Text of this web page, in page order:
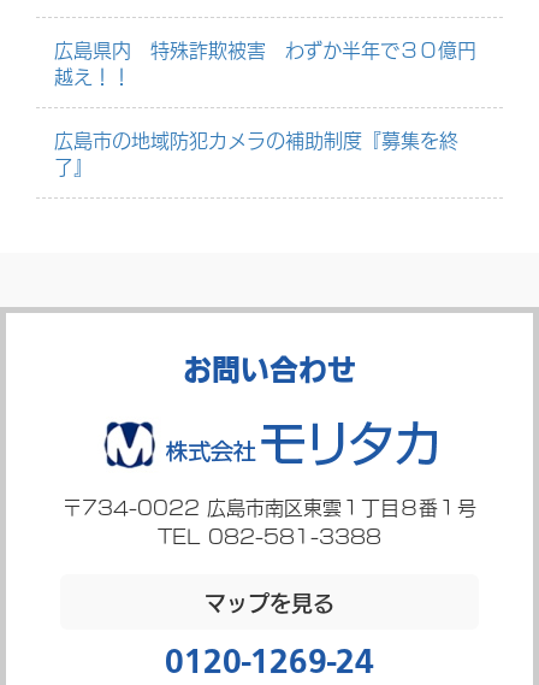
広島県内 特殊詐欺被害 わずか半年で３０億円
越え！！
広島市の地域防犯カメラの補助制度『募集を終
了』
お問い合わせ
〒734-0022 広島市南区東雲１丁目８番１号
TEL 082-581-3388
マップを見る
0120-1269-24